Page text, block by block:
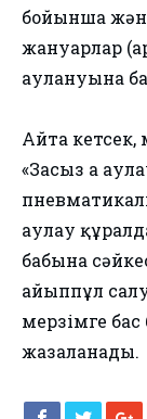
бойынша
жануарлар
аулануына
Айта кетсек,
«Заңсыз аң
аулау
бабына
айыппұл
мерзімге
жазаланады.